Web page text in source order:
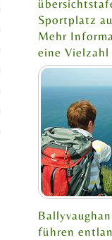
Sportplatz
Mehr
eine Vielzahl
führen